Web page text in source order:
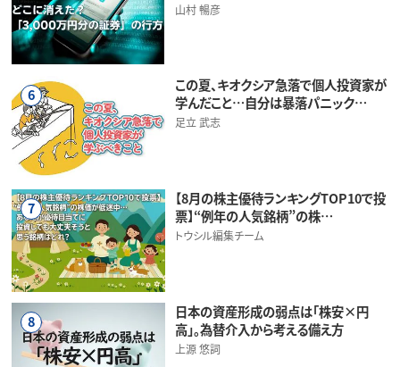
山村 暢彦
6
この夏、キオクシア急落で個人投資家が
学んだこと…自分は暴落パニック…
足立 武志
7
【8月の株主優待ランキングTOP10で投
票】“例年の人気銘柄”の株…
トウシル編集チーム
8
日本の資産形成の弱点は「株安×円
高」。為替介入から考える備え方
上源 悠詞